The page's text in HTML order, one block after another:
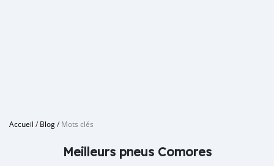
Accueil /Blog/Mots clés
Meilleurs pneus Comores